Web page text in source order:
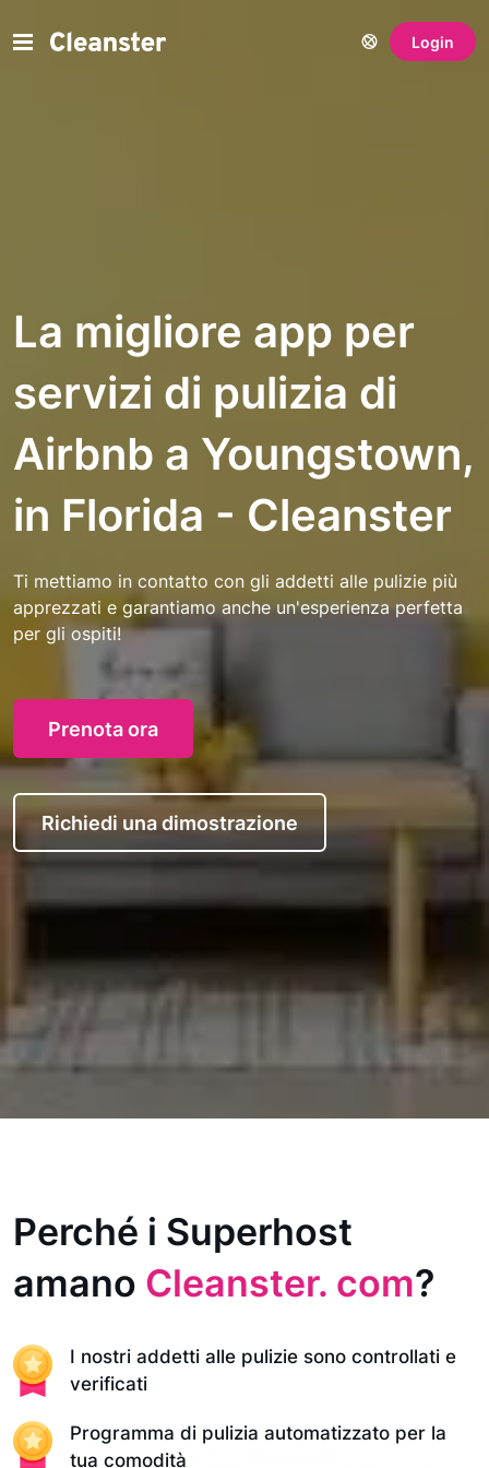
Login
La migliore app per
servizi di pulizia di
Airbnb a Youngstown,
in Florida - Cleanster
Ti mettiamo in contatto con gli addetti alle pulizie più
apprezzati e garantiamo anche un'esperienza perfetta
per gli ospiti!
Prenota ora
Richiedi una dimostrazione
Perché i Superhost
amano Cleanster. com?
I nostri addetti alle pulizie sono controllati e
verificati
Programma di pulizia automatizzato per la
tua comodità